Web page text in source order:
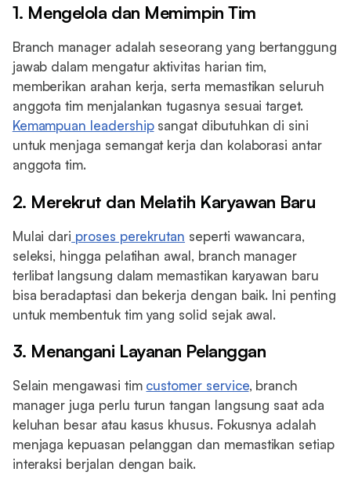
1. Mengelola dan Memimpin Tim
Branch manager adalah seseorang yang bertanggung
jawab dalam mengatur aktivitas harian tim,
memberikan arahan kerja, serta memastikan seluruh
anggota tim menjalankan tugasnya sesuai target.
Kemampuan leadershipsangat dibutuhkan di sini
untuk menjaga semangat kerja dan kolaborasi antar
anggota tim.
2. Merekrut dan Melatih Karyawan Baru
Mulai dari proses perekrutan seperti wawancara,
seleksi, hingga pelatihan awal, branch manager
terlibat langsung dalam memastikan karyawan baru
bisa beradaptasi dan bekerja dengan baik. Ini penting
untuk membentuk tim yang solid sejak awal.
3. Menangani Layanan Pelanggan
Selain mengawasi tim customer service, branch
manager juga perlu turun tangan langsung saat ada
keluhan besar atau kasus khusus. Fokusnya adalah
menjaga kepuasan pelanggan dan memastikan setiap
interaksi berjalan dengan baik.